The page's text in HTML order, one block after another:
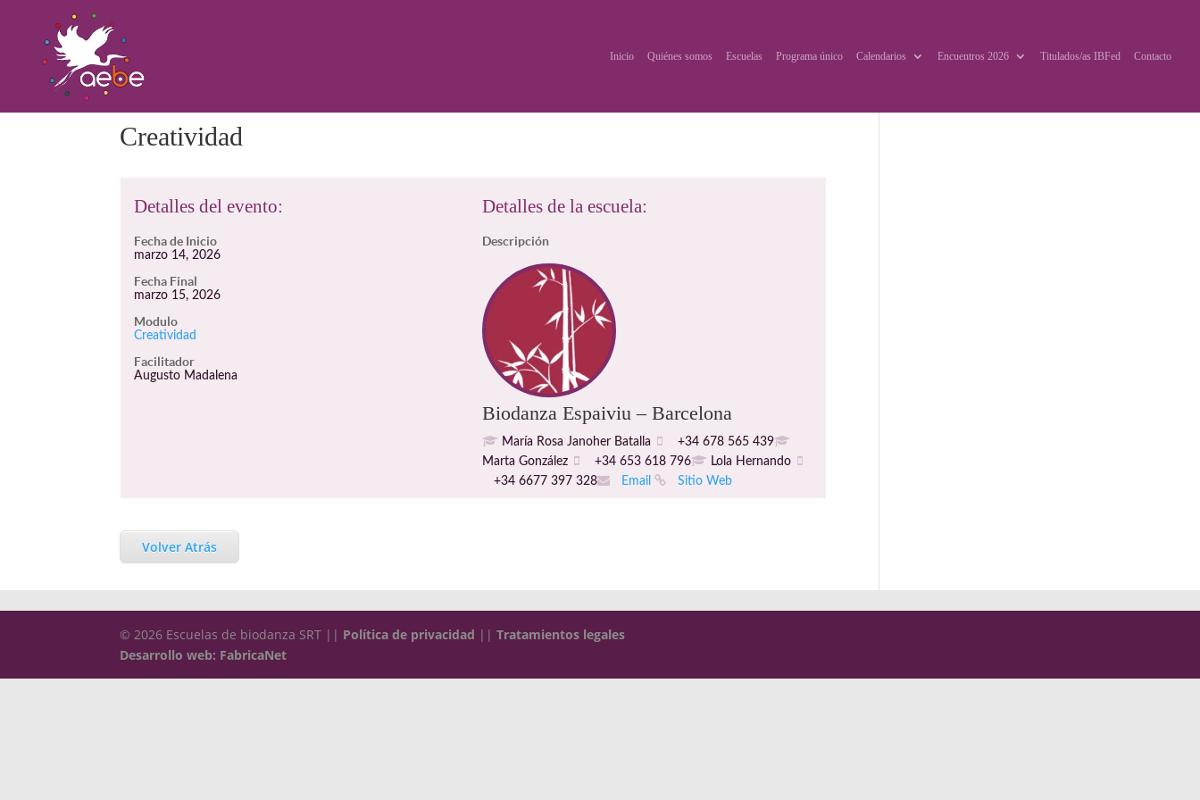
Inicio Quiénes somos Escuelas Programa único Calendarios Encuentros 2026 Titulados/as IBFed Contacto
Creatividad
Detalles del evento:
Fecha de Inicio
marzo 14, 2026
Fecha Final
marzo 15, 2026
Modulo
Creatividad
Facilitador
Augusto Madalena
Detalles de la escuela:
Descripción
Biodanza Espaiviu – Barcelona
María Rosa Janoher Batalla
+34 678 565 439
Marta González
+34 653 618 796
Lola Hernando
+34 6677 397 328
Email Sitio Web
Volver Atrás
© 2026 Escuelas de biodanza SRT || Política de privacidad ||Tratamientos legales
Desarrollo web: FabricaNet